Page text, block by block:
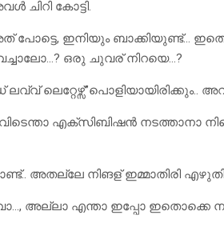
ചിറി കോട്ടി.
പോട്ടെ, ഇനിയും ബാക്കിയുണ്ട്…
ഒരു ചുവര് നിറയെ…?
എക്സിബിഷൻ നടത്താനാ
അതല്ലേ നിങള് ഇമ്മാതിരി
അല്ലാ എന്താ ഇപ്പോ ഇതൊക്കെ